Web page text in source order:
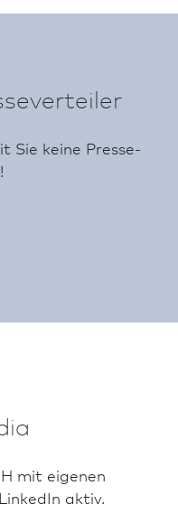
Sie keine Presse­
mit eigenen
aktiv.